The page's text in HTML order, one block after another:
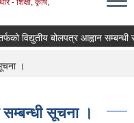
- शिक्षा, कृषि,
विद्युतीय बोलपत्र आह्वान सम्बन्धी
।
सम्बन्धी सूचना ।